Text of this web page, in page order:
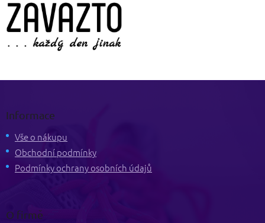
Informace
Vše o nákupu
Obchodní podmínky
Podmínky ochrany osobních údajů
O firmě